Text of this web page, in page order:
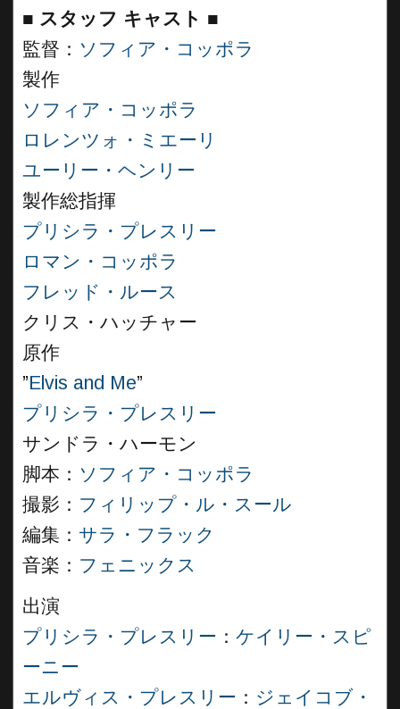
■ スタッフ キャスト ■
監督： ソフィア・コッポラ
製作
ソフィア・コッポラ
ロレンツォ・ミエーリ
ユーリー・ヘンリー
製作総指揮
プリシラ・プレスリー
ロマン・コッポラ
フレッド・ルース
クリス・ハッチャー
原作
”Elvis and Me”
プリシラ・プレスリー
サンドラ・ハーモン
脚本： ソフィア・コッポラ
撮影： フィリップ・ル・スール
編集： サラ・フラック
音楽： フェニックス
出演
プリシラ・プレスリー ： ケイリー・スピ
ーニー
エルヴィス・プレスリー ： ジェイコブ・